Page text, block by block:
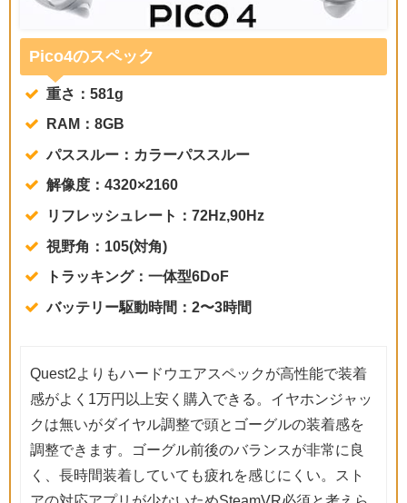
Pico4のスペック
重さ：581g
RAM：8GB
パススルー：カラーパススルー
解像度：4320×2160
リフレッシュレート：72Hz,90Hz
視野角：105(対角)
トラッキング：一体型6DoF
バッテリー駆動時間：2〜3時間
Quest2よりもハードウエアスペックが高性能で装着
感がよく1万円以上安く購入できる。イヤホンジャッ
クは無いがダイヤル調整で頭とゴーグルの装着感を
調整できます。ゴーグル前後のバランスが非常に良
く、長時間装着していても疲れを感じにくい。スト
アの対応アプリが少ないためSteamVR必須と考えら